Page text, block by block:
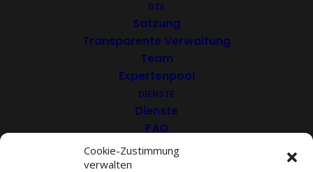
Cookie-Zustimmung
verwalten
DZE
Satzung
Transparente Verwaltung
Team
Expertenpool
DIENSTE
Dienste
FAQ
Download
Animativa –
Organisation zur
Förderung des
Gemeinwesens